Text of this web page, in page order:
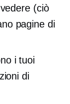
(ciò
pagine di
i tuoi
di